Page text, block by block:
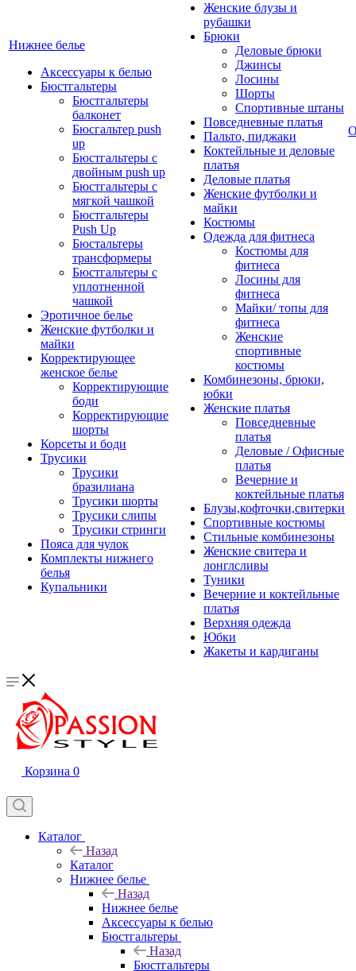
Нижнее белье
Аксессуары к белью
Бюстгальтеры
Бюстгальтеры
балконет
Бюсгальтер push
up
Бюстгальтеры с
двойным push up
Бюстгальтеры с
мягкой чашкой
Бюстгальтеры
Push Up
Бюстальтеры
трансформеры
Бюстгальтеры с
уплотненной
чашкой
Эротичное белье
Женские футболки и
майки
Корректирующее
женское белье
Корректирующие
боди
Корректирующие
шорты
Корсеты и боди
Трусики
Трусики
бразилиана
Трусики шорты
Трусики слипы
Трусики стринги
Пояса для чулок
Комплекты нижнего
белья
Купальники
Женские блузы и
рубашки
Брюки
Деловые брюки
Джинсы
Лосины
Шорты
Спортивные штаны
Повседневные платья
Пальто, пиджаки
Коктейльные и деловые
платья
Деловые платья
Женские футболки и
майки
Костюмы
Одежда для фитнеса
Костюмы для
фитнеса
Лосины для
фитнеса
Майки/ топы для
фитнеса
Женские
спортивные
костюмы
Комбинезоны, брюки,
юбки
Женские платья
Повседневные
платья
Деловые / Офисные
платья
Вечерние и
коктейльные платья
Блузы,кофточки,свитерки
Спортивные костюмы
Стильные комбинезоны
Женские свитера и
лонглсливы
Туники
Вечерние и коктейльные
платья
Верхняя одежда
Юбки
Жакеты и кардиганы
Корзина 0
Каталог
Назад
Каталог
Нижнее белье
Назад
Нижнее белье
Аксессуары к белью
Бюстгальтеры
Назад
Бюстгальтеры